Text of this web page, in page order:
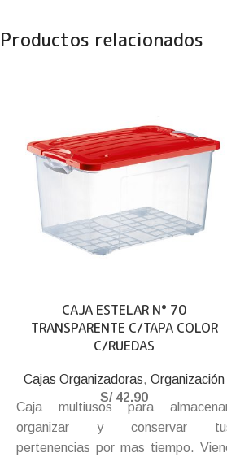
Productos relacionados
CAJA ESTELAR N° 70
TRANSPARENTE C/TAPA COLOR
C/RUEDAS
Cajas Organizadoras,Organización
S/42.90
Caja multiusos para
organizar y conservar
pertenencias por mas tiempo.